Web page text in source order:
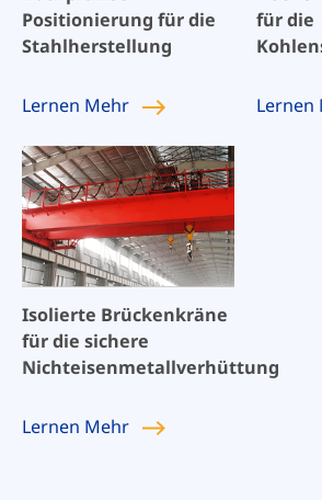
Positionierung für die
Stahlherstellung
Lernen Mehr
für die
Lernen
Isolierte Brückenkräne
für die sichere
Nichteisenmetallverhüttung
Lernen Mehr